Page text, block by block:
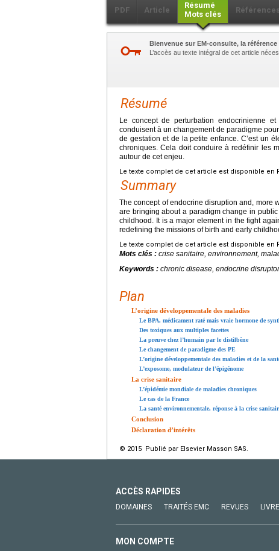
PDF Article
Résumé
Mots clés
Références
Bienvenue sur EM-consulte, la
L’accès au texte intégral de cet article
Résumé
Le concept de perturbation endocrinienne
conduisent à un changement de paradigme
de gestation et de la petite enfance. C’est un
chroniques. Cela doit conduire à redéfinir les
autour de cet enjeu.
Le texte complet de cet article est disponible en
Summary
The concept of endocrine disruption and, more
are bringing about a paradigm change in
childhood. It is a major element in the fight
redefining the missions of birth and early
Le texte complet de cet article est disponible en
Mots clés : crise sanitaire, environnement,
Keywords : chronic disease, endocrine
Plan
L’origine développementale des maladies
Le BPA, médicament raté mais vraie hormone de
Des toxiques aux multiples facettes
La preuve chez l’humain par le distilbène
Le changement de paradigme des PE
L’origine développementale des maladies et de la
L’exposome, modulateur de l’épigénome
La crise sanitaire
L’épidémie mondiale de maladies chroniques
Le cas de la France
La santé environnementale, réponse à la crise
Conclusion
Déclaration d’intérêts
© 2015 Publié par Elsevier Masson SAS.
ACCÈS RAPIDES
DOMAINES TRAITÉS EMC REVUES
MON COMPTE